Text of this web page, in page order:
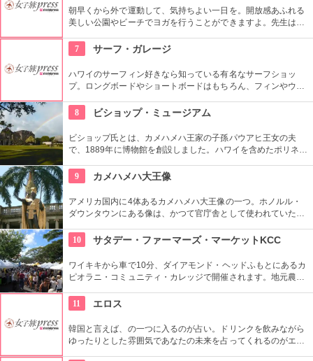
朝早くから外で運動して、気持ちよい一日を。開放感あふれる
美しい公園やビーチでヨガを行うことができますよ。先生は日
芝生エリアで無料のヨガレッスンも行っているので、初心者は
コチラもぜひ。
7 サーフ・ガレージ
ハワイのサーフィン好きなら知っている有名なサーフショッ
プ。ロングボードやショートボードはもちろん、フィンやウェ
や保管も行っています。
8 ビショップ・ミュージアム
ビショップ氏とは、カメハメハ王家の子孫パウアヒ王女の夫
で、1889年に博物館を創設しました。ハワイを含めたポリネシ
や中の吹き抜け、インテリアも見ごたえあります。
9 カメハメハ大王像
アメリカ国内に4体あるカメハメハ大王像の一つ。ホノルル・
ダウンタウンにある像は、かつて官庁舎として使われていた建
がモデルではなく、イケメンだった友人がモデルになったそ
う。
10 サタデー・ファーマーズ・マーケットKCC
ワイキキから車で10分、ダイアモンド・ヘッドふもとにあるカ
ピオラニ・コミュニティ・カレッジで開催されます。地元農家
食べたくなっちゃいそう。ロコも観光客も多く集まる人気の朝
市なので、売り切れが発生するかも。なるべく早い時間に行っ
てみよう。
11 エロス
韓国と言えば、の一つに入るのが占い。ドリンクを飲みながら
ゆったりとした雰囲気であなたの未来を占ってくれるのがエロ